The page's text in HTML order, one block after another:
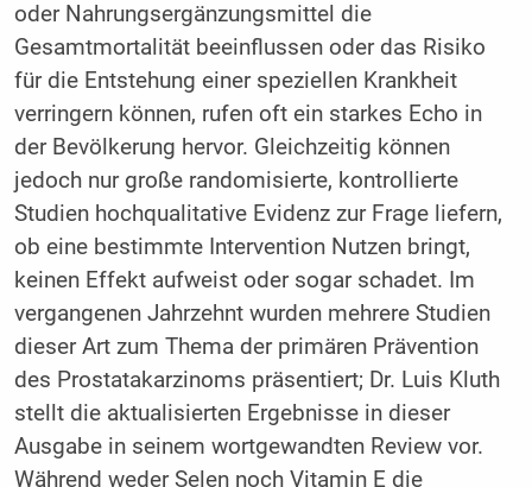
oder Nahrungsergänzungsmittel die
Gesamtmortalität beeinflussen oder das Risiko
für die Entstehung einer speziellen Krankheit
verringern können, rufen oft ein starkes Echo in
der Bevölkerung hervor. Gleichzeitig können
jedoch nur große randomisierte, kontrollierte
Studien hochqualitative Evidenz zur Frage liefern,
ob eine bestimmte Intervention Nutzen bringt,
keinen Effekt aufweist oder sogar schadet. Im
vergangenen Jahrzehnt wurden mehrere Studien
dieser Art zum Thema der primären Prävention
des Prostatakarzinoms präsentiert; Dr. Luis Kluth
stellt die aktualisierten Ergebnisse in dieser
Ausgabe in seinem wortgewandten Review vor.
Während weder Selen noch Vitamin E die